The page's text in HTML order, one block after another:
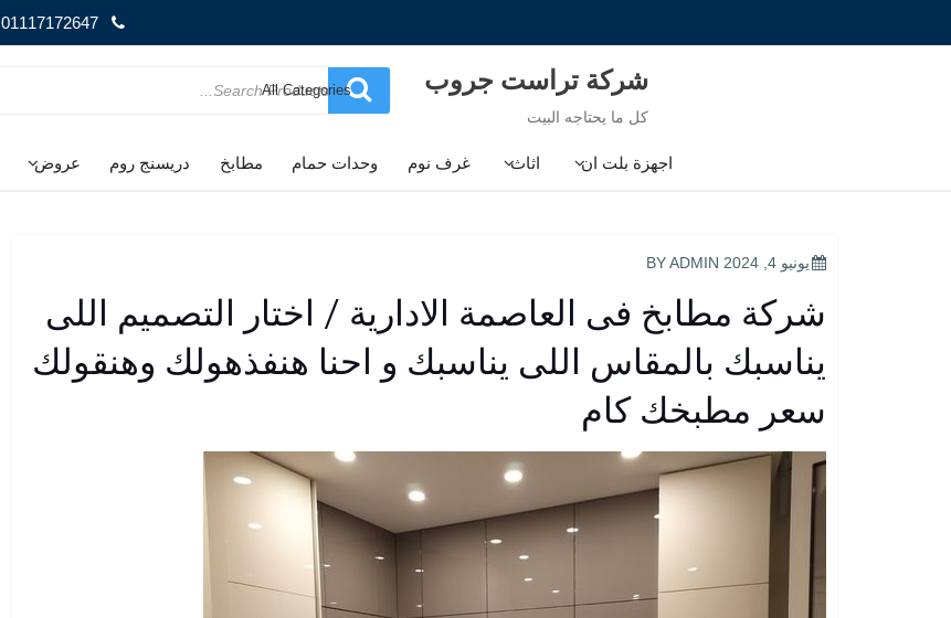
01117172647
شركة تراست جروب
كل ما يحتاجه البيت
Search
for
اجهزة بلت ان اثاث غرف نوم وحدات حمام مطابخ دريسنج روم عروض
POSTED
يونيو 4, 2024 ADMIN
شركة مطابخ فى العاصمة الادارية / اختار التصميم اللى
يناسبك بالمقاس اللى يناسبك و احنا هنفذهولك وهنقولك
سعر مطبخك كام